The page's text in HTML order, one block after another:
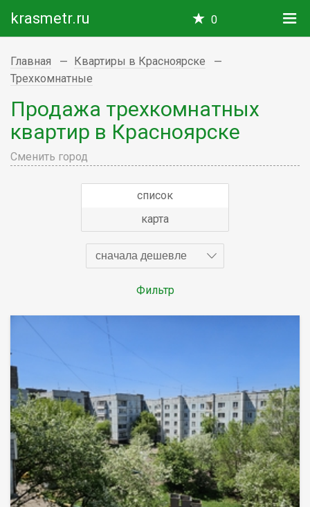
krasmetr.ru 0
Главная
Квартиры в Красноярске
Трехкомнатные
Продажа трехкомнатных
квартир в Красноярске
Сменить город
список
карта
сначала дешевле
Фильтр